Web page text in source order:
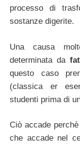
processo di
sostanze digerite.
Una causa
determinata da
questo caso
(classica er
studenti prima di
Ciò accade
che accade nel